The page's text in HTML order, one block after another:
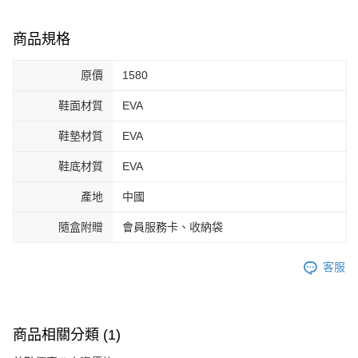
商品規格
原價 1580
鞋面材質 EVA
鞋墊材質 EVA
鞋底材質 EVA
產地 中國
隨盒附贈 會員服務卡、收納袋
客服
商品相關分類 (1)